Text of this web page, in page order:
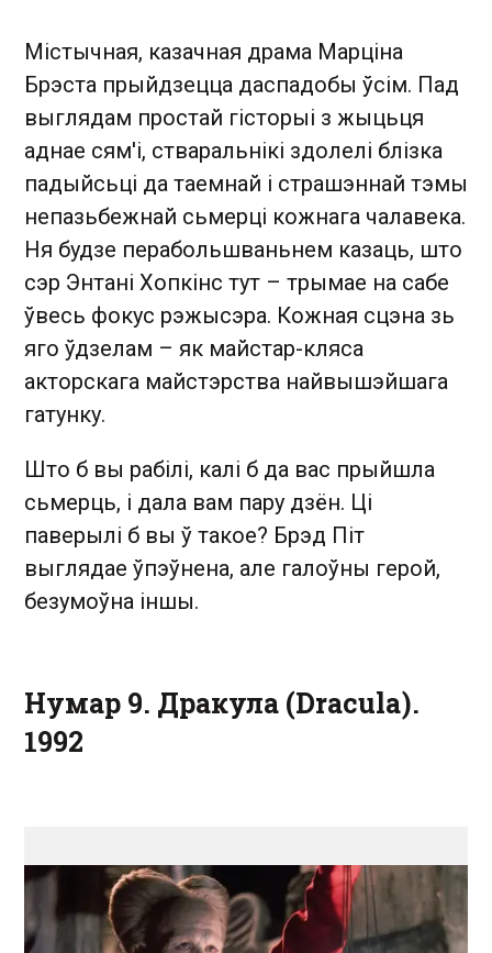
Містычная, казачная драма Марціна
Брэста прыйдзецца даспадобы ўсім. Пад
выглядам простай гісторыі з жыцьця
аднае сям'і, стваральнікі здолелі блізка
падыйсьці да таемнай і страшэннай тэмы
непазьбежнай сьмерці кожнага чалавека.
Ня будзе перабольшваньнем казаць, што
сэр Энтані Хопкінс тут – трымае на сабе
ўвесь фокус рэжысэра. Кожная сцэна зь
яго ўдзелам – як майстар-кляса
акторскага майстэрства найвышэйшага
гатунку.
Што б вы рабілі, калі б да вас прыйшла
сьмерць, і дала вам пару дзён. Ці
паверылі б вы ў такое? Брэд Піт
выглядае ўпэўнена, але галоўны герой,
безумоўна іншы.
Нумар 9. Дракула (Dracula).
1992